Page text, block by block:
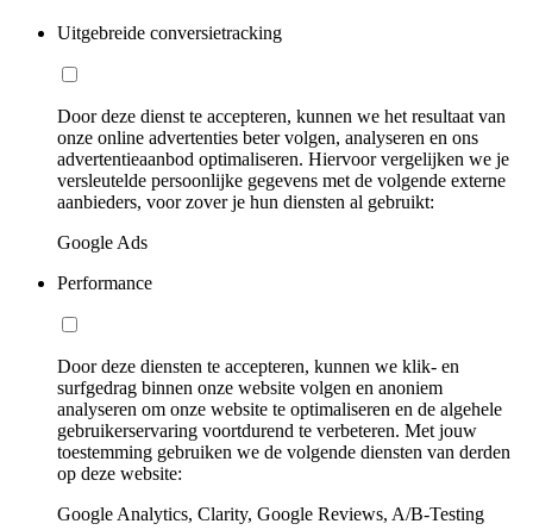
Uitgebreide conversietracking
Door deze dienst te accepteren, kunnen we het resultaat van
onze online advertenties beter volgen, analyseren en ons
advertentieaanbod optimaliseren. Hiervoor vergelijken we je
versleutelde persoonlijke gegevens met de volgende externe
aanbieders, voor zover je hun diensten al gebruikt:
Google Ads
Performance
Door deze diensten te accepteren, kunnen we klik- en
surfgedrag binnen onze website volgen en anoniem
analyseren om onze website te optimaliseren en de algehele
gebruikerservaring voortdurend te verbeteren. Met jouw
toestemming gebruiken we de volgende diensten van derden
op deze website:
Google Analytics, Clarity, Google Reviews, A/B-Testing